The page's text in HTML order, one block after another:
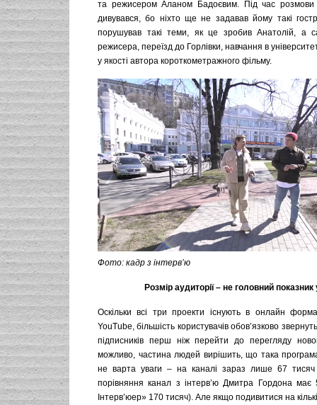
та режисером Аланом Бадоєвим. Під час розмови
дивувався, бо ніхто ще не задавав йому такі
порушував такі теми, як це зробив Анатолій, а
режисера, переїзд до Горлівки, навчання в
у якості автора короткометражного фільму.
Фото: кадр з інтерв’ю
Розмір аудиторії – не головний показник
Оскільки всі три проекти існують в онлайн
YouTube, більшість користувачів обов’язково звернуть
підписників перш ніж перейти до перегляду
можливо, частина людей вирішить, що така
не варта уваги – на каналі зараз лише 67 тисяч
порівняння канал з інтерв’ю Дмитра Гордона
Інтерв’юер» 170 тисяч). Але якщо подивитися на